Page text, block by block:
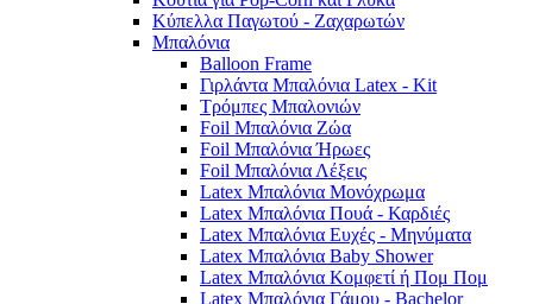
Κύπελλα Παγωτού - Ζαχαρωτών
Μπαλόνια
Balloon Frame
Γιρλάντα Μπαλόνια Latex - Kit
Τρόμπες Μπαλονιών
Foil Μπαλόνια Ζώα
Foil Μπαλόνια Ήρωες
Foil Μπαλόνια Λέξεις
Latex Μπαλόνια Μονόχρωμα
Latex Μπαλόνια Πουά - Καρδιές
Latex Μπαλόνια Ευχές - Μηνύματα
Latex Μπαλόνια Baby Shower
Latex Μπαλόνια Κομφετί ή Πομ Πομ
Latex Μπαλόνια Γάμου - Bachelor